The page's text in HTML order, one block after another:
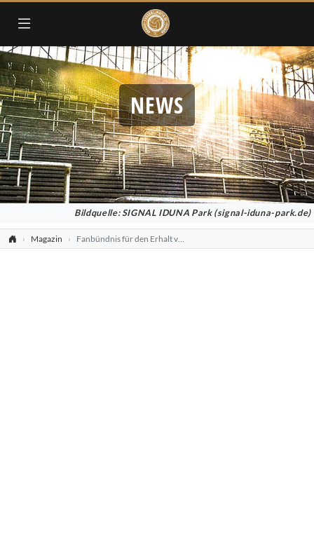
NEWS
Bildquelle: SIGNAL IDUNA Park (signal-iduna-park.de)
Magazin Fanbündnis für den Erhalt von 50+1 Regel entstanden